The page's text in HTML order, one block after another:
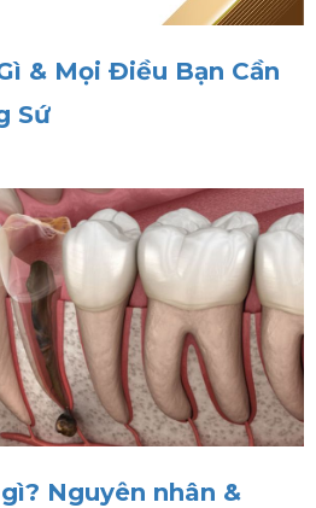
& Mọi Điều Bạn Cần
Sứ
Nguyên nhân &